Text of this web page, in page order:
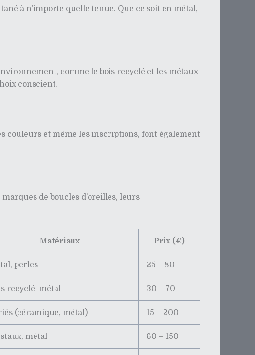
à n’importe quelle tenue. Que ce soit en métal,
comme le bois recyclé et les métaux
conscient.
couleurs et même les inscriptions, font également
de boucles d’oreilles, leurs
Matériaux Prix (€)
perles 25 – 80
recyclé, métal 30 – 70
(céramique, métal) 15 – 200
métal 60 – 150